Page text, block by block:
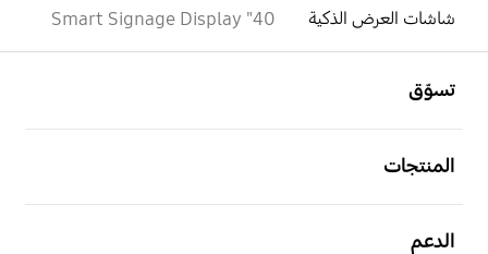
شاشات العرض الذكية
40" Smart Signage Display
تسوّق
المنتجات
الدعم